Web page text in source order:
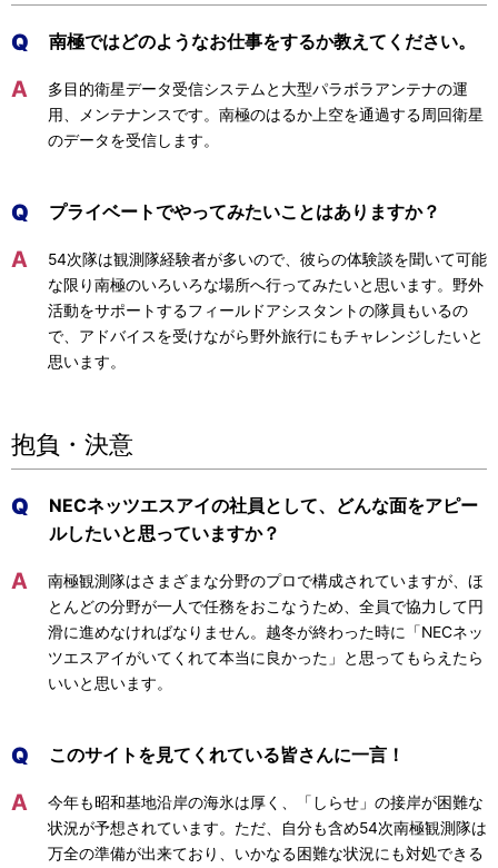
Q 南極ではどのようなお仕事をするか教えてください。
A
多目的衛星データ受信システムと大型パラボラアンテナの運
用、メンテナンスです。南極のはるか上空を通過する周回衛星
のデータを受信します。
Q プライベートでやってみたいことはありますか？
A
54次隊は観測隊経験者が多いので、彼らの体験談を聞いて可能
な限り南極のいろいろな場所へ行ってみたいと思います。野外
活動をサポートするフィールドアシスタントの隊員もいるの
で、アドバイスを受けながら野外旅行にもチャレンジしたいと
思います。
抱負・決意
Q
NECネッツエスアイの社員として、どんな面をアピー
ルしたいと思っていますか？
A
南極観測隊はさまざまな分野のプロで構成されていますが、ほ
とんどの分野が一人で任務をおこなうため、全員で協力して円
滑に進めなければなりません。越冬が終わった時に「NECネッ
ツエスアイがいてくれて本当に良かった」と思ってもらえたら
いいと思います。
Q このサイトを見てくれている皆さんに一言！
A
今年も昭和基地沿岸の海氷は厚く、「しらせ」の接岸が困難な
状況が予想されています。ただ、自分も含め54次南極観測隊は
万全の準備が出来ており、いかなる困難な状況にも対処できる